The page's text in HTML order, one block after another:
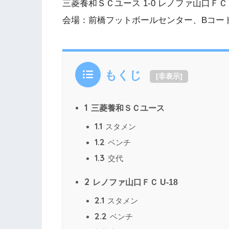
三菱養和ＳＣユース 1-0 レノファ山口Ｆ
会場：前橋フットボールセンター、Bコー
もくじ [非表示]
1 三菱養和ＳＣユース
1.1 スタメン
1.2 ベンチ
1.3 交代
2 レノファ山口ＦＣ U-18
2.1 スタメン
2.2 ベンチ